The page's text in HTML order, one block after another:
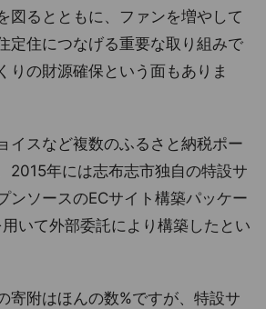
図るとともに、ファンを増やして
定住につなげる重要な取り組みで
りの財源確保という面もありま
イスなど複数のふるさと納税ポー
2015年には志布志市独自の特設サ
ンソースのECサイト構築パッケー
いて外部委託により構築したとい
寄附はほんの数%ですが、特設サ